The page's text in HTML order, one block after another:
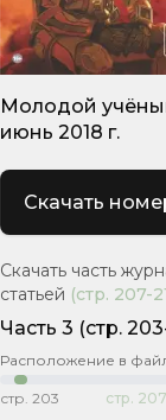
Молодой
июнь 2018 г.
Скачать
Скачать часть
статьей (стр. 207-
Часть 3 (стр.
Расположение в
стр. 203 стр.